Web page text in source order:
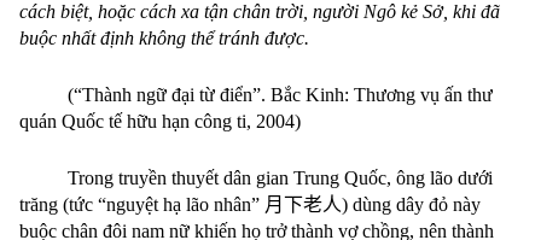
cách biệt, hoặc cách xa tận chân trời, người Ngô kẻ Sở, khi đã
buộc nhất định không thể tránh được.
(“Thành ngữ đại từ điển”. Bắc Kinh: Thương vụ ấn thư
quán Quốc tế hữu hạn công ti, 2004)
Trong truyền thuyết dân gian Trung Quốc, ông lão dưới
trăng (tức “nguyệt hạ lão nhân” 月下老人) dùng dây đỏ này
buộc chân đôi nam nữ khiến họ trở thành vợ chồng, nên thành